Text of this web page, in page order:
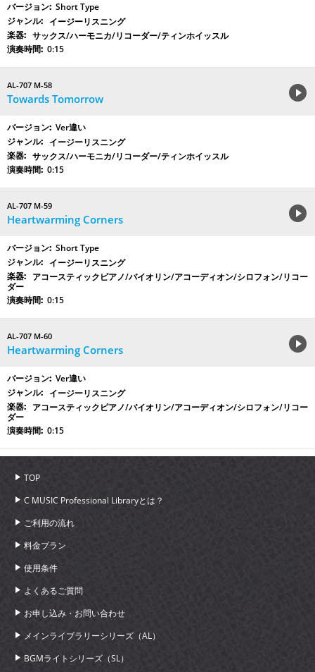
Short Type
イージーリスニング
サックス/ハーモニカ/リコーダー/ティンホイッスル
0:15
AL-707 M-58
Towards Tomorrow
Ver違い
イージーリスニング
サックス/ハーモニカ/リコーダー/ティンホイッスル
0:15
AL-707 M-59
Heartwarming Corners
Short Type
イージーリスニング
アコースティックピアノ/バイオリン/アコーディオン/シロフォン/リコー
ダー
0:15
AL-707 M-60
Heartwarming Corners
Ver違い
イージーリスニング
アコースティックピアノ/バイオリン/アコーディオン/シロフォン/リコー
ダー
0:15
TOP
C MUSIC Professional Libraryとは？
ご利用の流れ
料金プラン
使用条件
よくあるご質問
お申し込み・お問い合わせ
メインライブラリーシリーズ（AL）
BGMライトシリーズ（SL）